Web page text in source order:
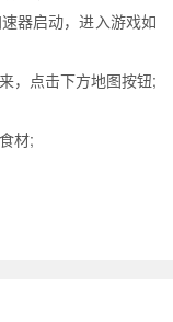
器启动，进入游戏如
，点击下方地图按钮;
材;